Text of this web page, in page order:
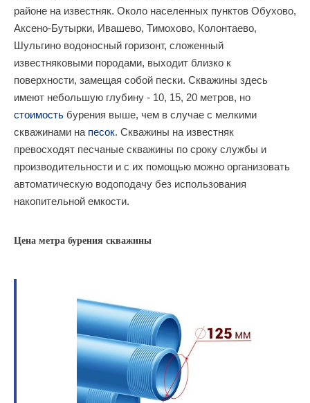
районе на известняк. Около населенных пунктов Обухово,
Аксено-Бутырки, Ивашево, Тимохово, Колонтаево,
Шульгино водоносный горизонт, сложенный
известняковыми породами, выходит близко к
поверхности, замещая собой пески. Скважины здесь
имеют небольшую глубину - 10, 15, 20 метров, но
стоимость бурения выше, чем в случае с мелкими
скважинами на песок. Скважины на известняк
превосходят песчаные скважины по сроку службы и
производительности и с их помощью можно организовать
автоматическую водоподачу без использования
накопительной емкости.
Цена метра бурения скважины